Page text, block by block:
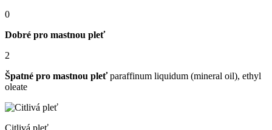
0
Dobré pro mastnou pleť
2
Špatné pro mastnou pleť paraffinum liquidum (mineral oil), ethyl
oleate
Citlivá pleť